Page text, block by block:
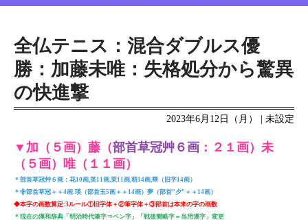
全仏テニス：混合ダブルス優
勝：加藤未唯：失格処分から驚異
の快進撃
2023年6月12日（月） | 未設定
▼加（５画）藤（部首草冠艸６画 ：２１画）未
（５画）唯（１１画）
＊部首草冠艸６画：花10画,英11画,茉11画,萌14画,華（旧字14画）
＊非部首草冠＋＋4画:瑛（部首玉5画＋＋14画）夢（部首”夕”＋＋14画）
◆本字の画数算定:3ルール①旧字体＋②筆字体＋③部首は本来の字の画数
＊現在の漢和辞典「明治時代筆字⇒ペン字」「戦後簡略字＝当用漢字」変更